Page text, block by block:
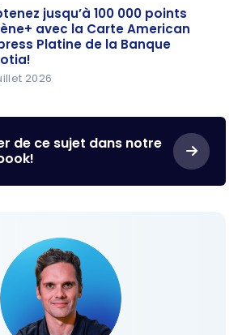
jusqu’à 100 000 points
avec la Carte American
Platine de la Banque
2026
de ce sujet dans notre